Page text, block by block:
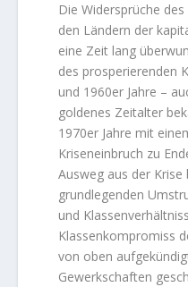
Die Widersprüche
den Ländern der
eine Zeit lang
des prosperierenden
und 1960er Jahre –
goldenes Zeitalter
1970er Jahre mit
Kriseneinbruch zu
Ausweg aus der
grundlegenden
und
Klassenkompromiss
von oben
Gewerkschaften